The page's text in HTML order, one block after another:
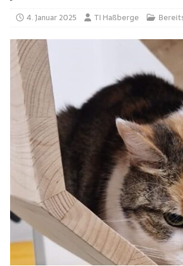
4. Januar 2025 TI Haßberge